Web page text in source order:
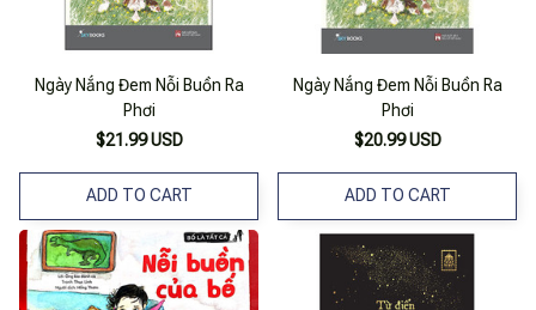
Ngày Nắng Đem Nỗi Buồn Ra
Phơi
$21.99 USD
ADD TO CART
Ngày Nắng Đem Nỗi Buồn Ra
Phơi
$20.99 USD
ADD TO CART